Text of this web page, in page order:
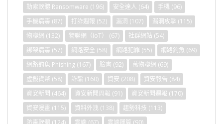
勒索軟體 Ransomware (196) 安全達人 (64) 手機 (96)
手機病毒 (87) 打詐週報 (52) 漏洞 (107) 漏洞攻擊 (115)
物聯網 (132) 物聯網（IoT） (67) 社群網站 (54)
綁架病毒 (57) 網路安全 (58) 網路犯罪 (55) 網路釣魚 (69)
網路釣魚 Phishing (167) 臉書 (92) 萬物聯網 (69)
虛擬貨幣 (58) 詐騙 (160) 資安 (208) 資安報告 (84)
資安新聞 (464) 資安新聞周報 (91) 資安新聞週報 (170)
資安漫畫 (115) 資料外洩 (138) 趨勢科技 (113)